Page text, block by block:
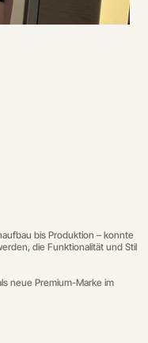
bis Produktion – konnte
die Funktionalität und Stil
neue Premium-Marke im